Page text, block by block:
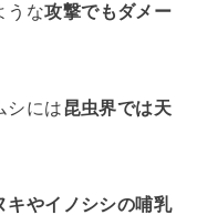
うな攻撃でもダメー
シには昆虫界では天
キやイノシシの哺乳